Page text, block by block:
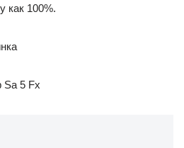
как 100%.
Sa 5 Fx